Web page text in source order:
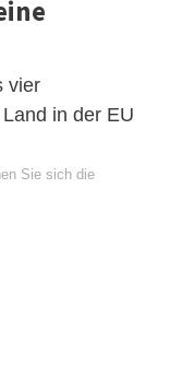
vier
in der EU
Sie sich die